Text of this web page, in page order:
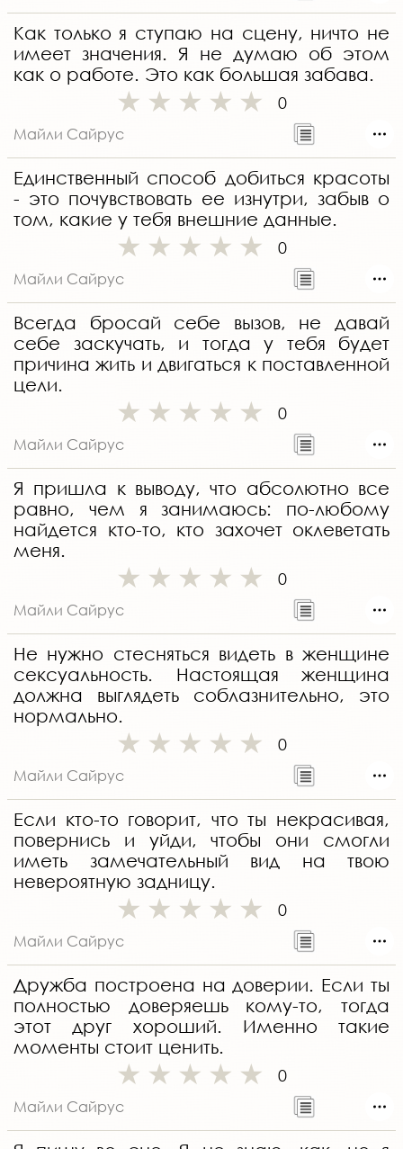
Как только я ступаю на сцену, ничто не
имеет значения. Я не думаю об этом
как о работе. Это как большая забава.
0
Майли Сайрус
Единственный способ добиться красоты
- это почувствовать ее изнутри, забыв о
том, какие у тебя внешние данные.
0
Майли Сайрус
Всегда бросай себе вызов, не давай
себе заскучать, и тогда у тебя будет
причина жить и двигаться к поставленной
цели.
0
Майли Сайрус
Я пришла к выводу, что абсолютно все
равно, чем я занимаюсь: по-любому
найдется кто-то, кто захочет оклеветать
меня.
0
Майли Сайрус
Не нужно стесняться видеть в женщине
сексуальность. Настоящая женщина
должна выглядеть соблазнительно, это
нормально.
0
Майли Сайрус
Если кто-то говорит, что ты некрасивая,
повернись и уйди, чтобы они смогли
иметь замечательный вид на твою
невероятную задницу.
0
Майли Сайрус
Дружба построена на доверии. Если ты
полностью доверяешь кому-то, тогда
этот друг хороший. Именно такие
моменты стоит ценить.
0
Майли Сайрус